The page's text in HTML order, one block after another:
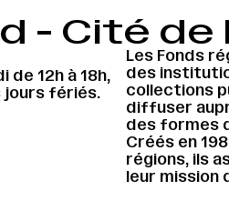
- Cité
de 12h à 18h,
jours fériés.
Les Fonds
des
collections
diffuser
des formes
Créés en
régions, ils
leur mission